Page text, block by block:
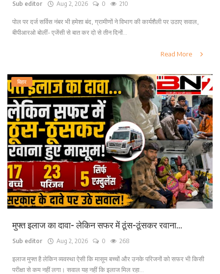
Sub editor Aug 2, 2026 0 210
पोल पर दर्ज सर्विस नंबर भी हमेशा बंद, ग्रामीणों ने विभाग की कार्यशैली पर उठाए सवाल,
बीपीआरओ बोलीं- एजेंसी से बात कर दो से तीन दिनों...
Read More
बिहार
मुफ्त इलाज का दावा- लेकिन सफर में ठूंस-ठूंसकर रवाना...
Sub editor Aug 2, 2026 0 268
इलाज मुफ्त है लेकिन व्यवस्था ऐसी कि मासूम बच्चों और उनके परिजनों को सफर भी किसी
परीक्षा से कम नहीं लगा। सवाल यह नहीं कि इलाज मिल रहा...